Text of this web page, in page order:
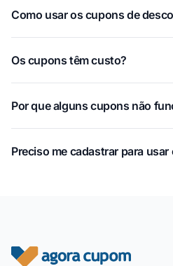
Como usar os cupons de
Os cupons têm custo?
Por que alguns cupons não
Preciso me cadastrar para
Rodapé do site